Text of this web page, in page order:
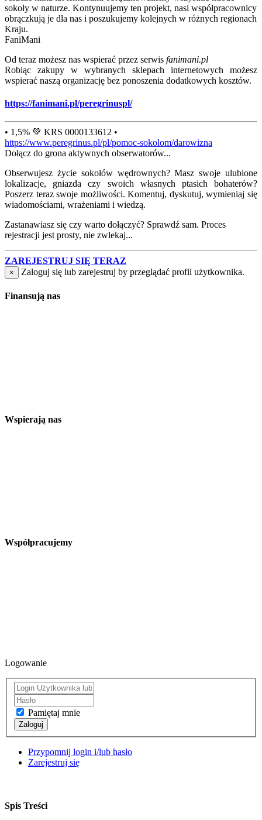
sokoły w naturze. Kontynuujemy ten projekt, nasi współpracownicy
obrączkują je dla nas i poszukujemy kolejnych w różnych regionach
Kraju.
FaniMani
Od teraz możesz nas wspierać przez serwis fanimani.pl
Robiąc zakupy w wybranych sklepach internetowych możesz
wspierać naszą organizację bez ponoszenia dodatkowych kosztów.
https://fanimani.pl/peregrinuspl/
• 1,5% 💚 KRS 0000133612 •
https://www.peregrinus.pl/pl/pomoc-sokolom/darowizna
Dołącz do grona aktywnych obserwatorów...
Obserwujesz życie sokołów wędrownych? Masz swoje ulubione
lokalizacje, gniazda czy swoich własnych ptasich bohaterów?
Poszerz teraz swoje możliwości. Komentuj, dyskutuj, wymieniaj się
wiadomościami, wrażeniami i wiedzą.
Zastanawiasz się czy warto dołączyć? Sprawdź sam. Proces
rejestracji jest prosty, nie zwlekaj...
ZAREJESTRUJ SIĘ TERAZ
× Zaloguj się lub zarejestruj by przeglądać profil użytkownika.
Finansują nas
Wspierają nas
Współpracujemy
Logowanie
Pamiętaj mnie
Zaloguj
Przypomnij login i/lub hasło
Zarejestruj się
Spis Treści